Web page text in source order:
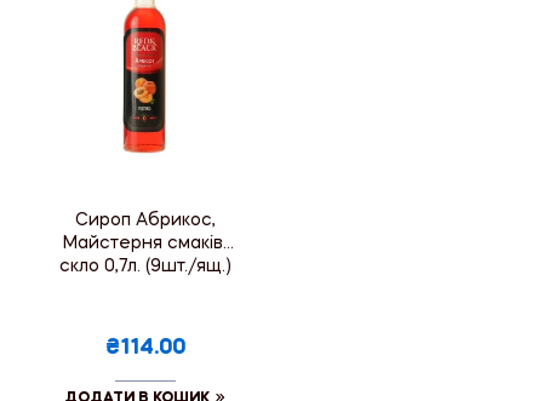
Сироп Абрикос,
Майстерня смаків,
скло 0,7л. (9шт./ящ.)
₴114.00